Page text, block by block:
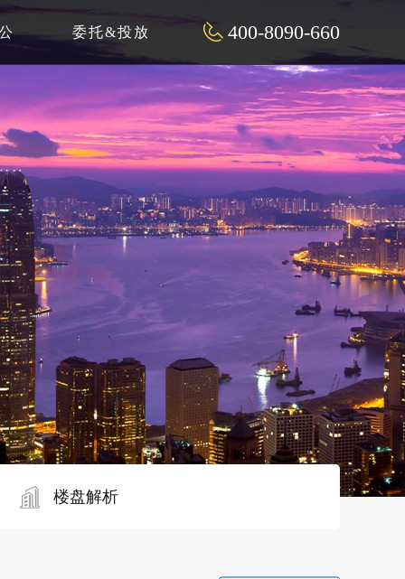
400-8090-660
委托&投放
楼盘解析